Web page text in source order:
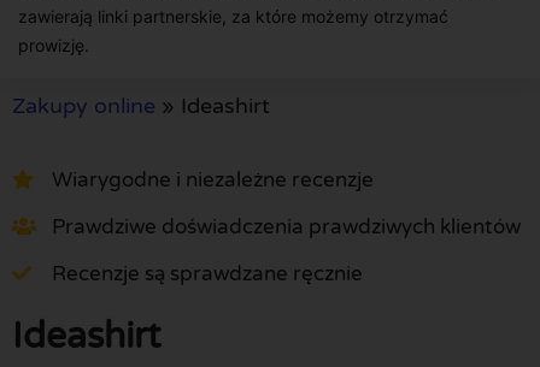
zawierają linki partnerskie, za które możemy otrzymać
prowizję.
Zakupy online » Ideashirt
Wiarygodne i niezależne recenzje
Prawdziwe doświadczenia prawdziwych klientów
Recenzje są sprawdzane ręcznie
Ideashirt